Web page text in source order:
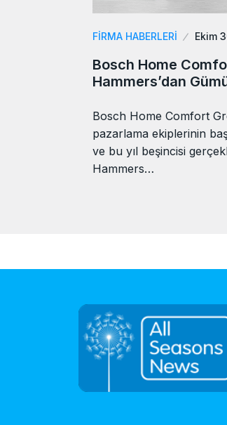
FIRMA HABERLERI Ekim
Bosch Home
Hammers’dan
Bosch Home Comfort
pazarlama ekiplerinin
ve bu yıl beşincisi
Hammers…